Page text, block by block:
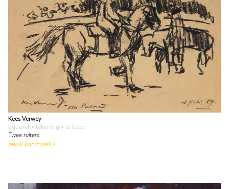
Kees Verwey
aquarel • tekening • te koop
Twee ruiters
bekijk kunstwerk